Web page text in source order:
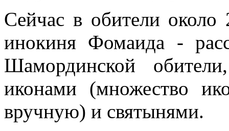
Сейчас в обители около
инокиня Фомаида -
Шамординской
иконами (множество
вручную) и святынями.